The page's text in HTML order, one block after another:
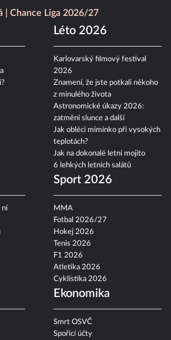
Chance Liga 2026/27
Léto 2026
Karlovarský filmový festival
2026
Znamení, že jste potkali někoho
z minulého života
Astronomické úkazy 2026:
zatmění slunce a další
Jak obléci miminko při vysokých
teplotách?
Jak na dokonalé letní mojito
6 lehkých letních salátů
ní
Sport 2026
MMA
Fotbal 2026/27
Hokej 2026
Tenis 2026
F1 2026
Atletika 2026
Cyklistika 2026
Ekonomika
Smrt OSVČ
Spořicí účty